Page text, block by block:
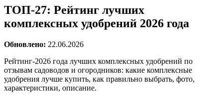
ТОП-27: Рейтинг лучших
комплексных удобрений 2026 года
Обновлено: 22.06.2026
Рейтинг-2026 года лучших комплексных удобрений по
отзывам садоводов и огородников: какие комплексные
удобрения лучше купить, как правильно выбрать, фото,
характеристики, описание.